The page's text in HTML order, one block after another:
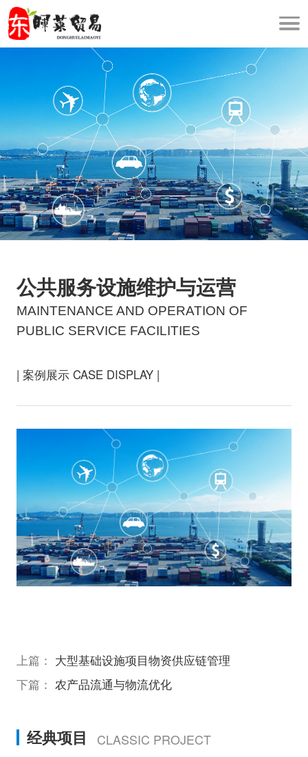
公共服务设施维护与运营
MAINTENANCE AND OPERATION OF
PUBLIC SERVICE FACILITIES
| 案例展示 CASE DISPLAY |
上篇： 大型基础设施项目物资供应链管理
下篇： 农产品流通与物流优化
经典项目 CLASSIC PROJECT